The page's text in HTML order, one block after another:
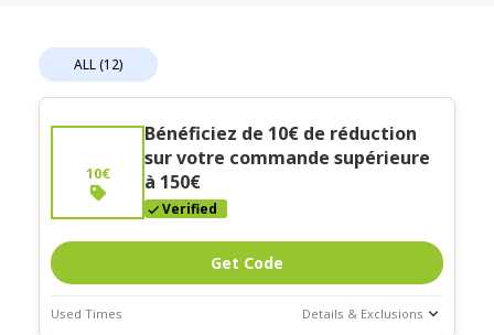
ALL (12)
10€
Bénéficiez de 10€ de réduction
sur votre commande supérieure
à 150€
Verified
Get Code
Used Times Details & Exclusions